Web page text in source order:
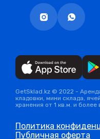
GetSklad.kz © 2022 -
кладовки, мини склада,
хранения от 1 кв.м. и
Политика
Публичная оферта